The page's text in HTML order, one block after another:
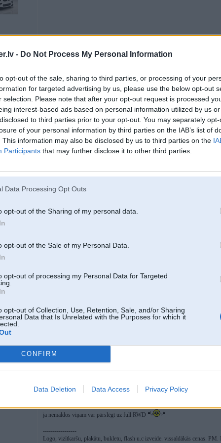
- Do Not Process My Personal Information
opt-out of the sale, sharing to third parties, or processing of your
for targeted advertising by us, please use the below opt-out
selection. Please note that after your opt-out request is processed
interest-based ads based on personal information utilized by us
to third parties prior to your opt-out. You may separately
of your personal information by third parties on the IAB’s list of
This information may also be disclosed by us to third parties on the
Participants that may further disclose it to other third parties.
Data Processing Opt Outs
opt-out of the Sharing of my personal data.
opt-out of the Sale of my Personal Data.
opt-out of processing my Personal Data for Targeted
opt-out of Collection, Use, Retention, Sale, and/or Sharing
Data that Is Unrelated with the Purposes for which it
CONFIRM
Data Deletion Data Access Privacy Policy
17. Jan 2008, 13:33
2008-01-17 13:32, Krauze rakstīja:
piedzina vareeja but ham tikai aizmugureeja labaak
Ar klasiku varbūt nebūtu iespējams sasniegt tādus dinamikas un vadāmības
17. Jan 2008, 13:34
17. Jan 2008, 13:36
2008-01-17 13:32, Krauze rakstīja:
piedzina vareeja but ham tikai aizmugureeja labaak
ja nemaldos viņam var pārslēgt uz full RWD
-----------------
Logo, vizītkaršu, plakātu, bukletu, flash u.c izveide. vissaldākās cenas.